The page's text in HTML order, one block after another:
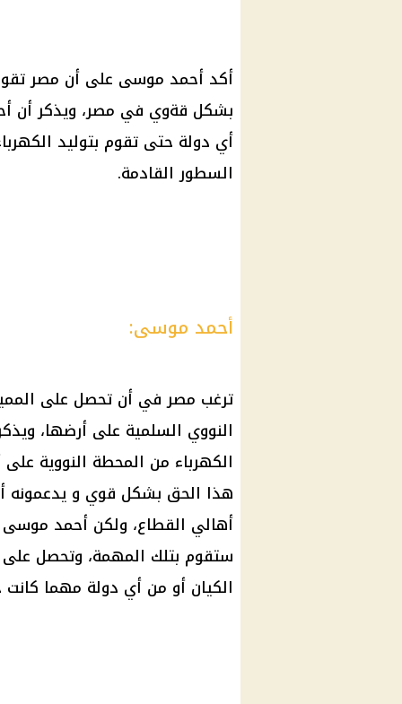
أكد أحمد موسى على أن مصر
بشكل قةوي في مصر، ويذكر أن
أي دولة حتى تقوم بتوليد
السطور القادمة.
أحمد موسى:
ترغب مصر في أن تحصل على
النووي السلمية على أرضها،
الكهرباء من المحطة النووية
هذا الحق بشكل قوي و يدعمونه
أهالي القطاع، ولكن أحمد
ستقوم بتلك المهمة، وتحصل
الكيان أو من أي دولة مهما